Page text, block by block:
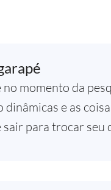
momento da
e as
para trocar seu